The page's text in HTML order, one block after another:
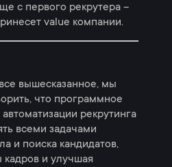
с первого рекрутера –
value компании.
вышесказанное, мы
что программное
рекрутинга
всеми задачами
и поиска кандидатов,
кадров и улучшая